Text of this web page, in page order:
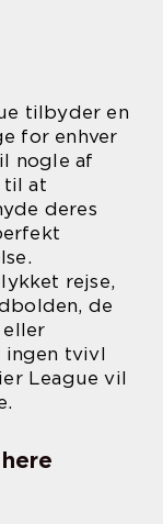
tilbyder en
for enhver
nogle af
til at
deres
rejse,
de
eller
ingen tvivl
League vil